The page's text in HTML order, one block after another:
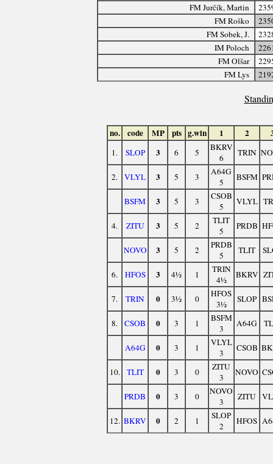
FM Jurčík, Martin
FM Roško
FM Sobek, J.
IM Poloch
FM Olšar
FM Lys
no. code MP pts g.win 1 2
1. SLOP 3 6 5
BKRV
6
TRIN
2. VLYL 3 5 3
A64G
5
BSFM
BSFM 3 5 3
CSOB
5
VLYL
4. ZITU 3 5 2
TLIT
5
PRDB
NOVO 3 5 2
PRDB
5
TLIT
6. HFOS 3 4½ 1
TRIN
4½
BKRV
7. TRIN 0 3½ 0
HFOS
3½
SLOP
8. CSOB 0 3 1
BSFM
3
A64G
A64G 0 3 1
VLYL
3
CSOB
10. TLIT 0 3 0
ZITU
3
NOVO
PRDB 0 3 0
NOVO
3
ZITU
12. BKRV 0 2 1
SLOP
2
HFOS